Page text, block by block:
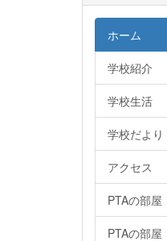
ホーム
学校紹介
学校生活
学校だより
アクセス
PTAの部屋
PTAの部屋